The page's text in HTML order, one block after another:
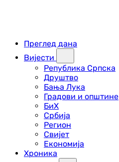
Преглед дана
Вијести
Република Српска
Друштво
Бања Лука
Градови и општине
БиХ
Србија
Регион
Свијет
Економија
Хроника